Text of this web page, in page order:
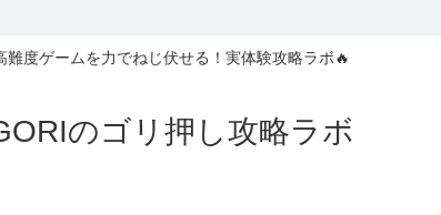
難度ゲームを力でねじ伏せる！実体験攻略ラボ🔥
のゴリ押し攻略ラボ